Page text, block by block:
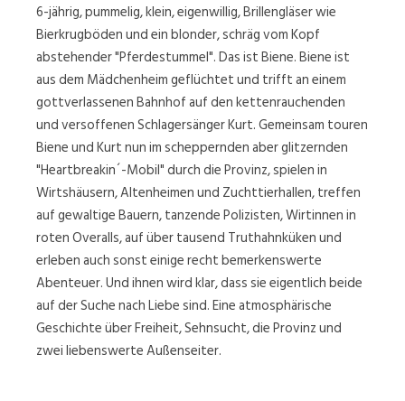
6-jährig, pummelig, klein, eigenwillig, Brillengläser wie
Bierkrugböden und ein blonder, schräg vom Kopf
abstehender "Pferdestummel". Das ist Biene. Biene ist
aus dem Mädchenheim geflüchtet und trifft an einem
gottverlassenen Bahnhof auf den kettenrauchenden
und versoffenen Schlagersänger Kurt. Gemeinsam touren
Biene und Kurt nun im scheppernden aber glitzernden
"Heartbreakin´-Mobil" durch die Provinz, spielen in
Wirtshäusern, Altenheimen und Zuchttierhallen, treffen
auf gewaltige Bauern, tanzende Polizisten, Wirtinnen in
roten Overalls, auf über tausend Truthahnküken und
erleben auch sonst einige recht bemerkenswerte
Abenteuer. Und ihnen wird klar, dass sie eigentlich beide
auf der Suche nach Liebe sind. Eine atmosphärische
Geschichte über Freiheit, Sehnsucht, die Provinz und
zwei liebenswerte Außenseiter.